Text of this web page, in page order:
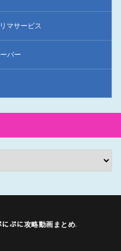
マサービス
バー
にぷに攻略動画まとめ.